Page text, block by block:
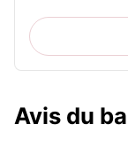
Avis du